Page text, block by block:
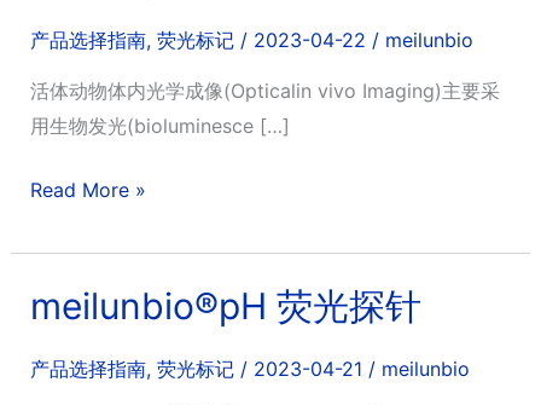
产品选择指南, 荧光标记/ 2023-04-22 / meilunbio
活体动物体内光学成像(Opticalin vivo Imaging)主要采
用生物发光(bioluminesce […]
meilunbio®
物
发
试
Read More »
meilunbio®pH 荧光探针
产品选择指南, 荧光标记/ 2023-04-21 / meilunbio